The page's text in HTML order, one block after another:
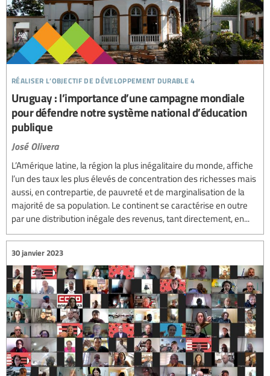
réaliser l’objectif de développement durable 4
Uruguay : l’importance d’une campagne mondiale
pour défendre notre système national d’éducation
publique
José Olivera
L’Amérique latine, la région la plus inégalitaire du monde, affiche
l’un des taux les plus élevés de concentration des richesses mais
aussi, en contrepartie, de pauvreté et de marginalisation de la
majorité de sa population. Le continent se caractérise en outre
par une distribution inégale des revenus, tant directement, en...
30 janvier 2023